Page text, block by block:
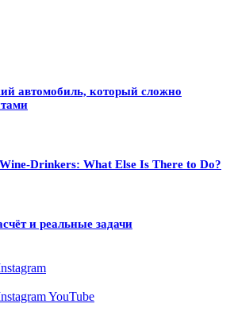
автомобиль, который сложно
Drinkers: What Else Is There to Do?
и реальные задачи
YouTube